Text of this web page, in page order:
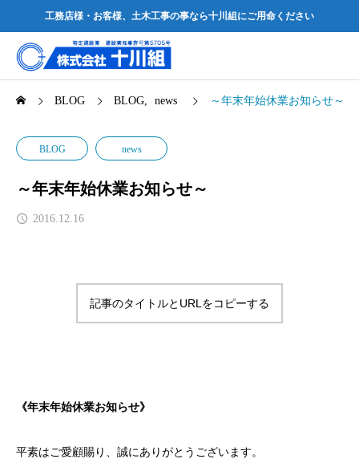
工務店様・お客様、土木工事の事なら十川組にご用命ください
BLOG BLOG news ～年末年始休業お知らせ～
BLOG news
～年末年始休業お知らせ～
2016.12.16
記事のタイトルとURLをコピーする
《年末年始休業お知らせ》
平素はご愛顧賜り、誠にありがとうございます。